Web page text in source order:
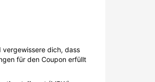
vergewissere dich, dass
für den Coupon erfüllt